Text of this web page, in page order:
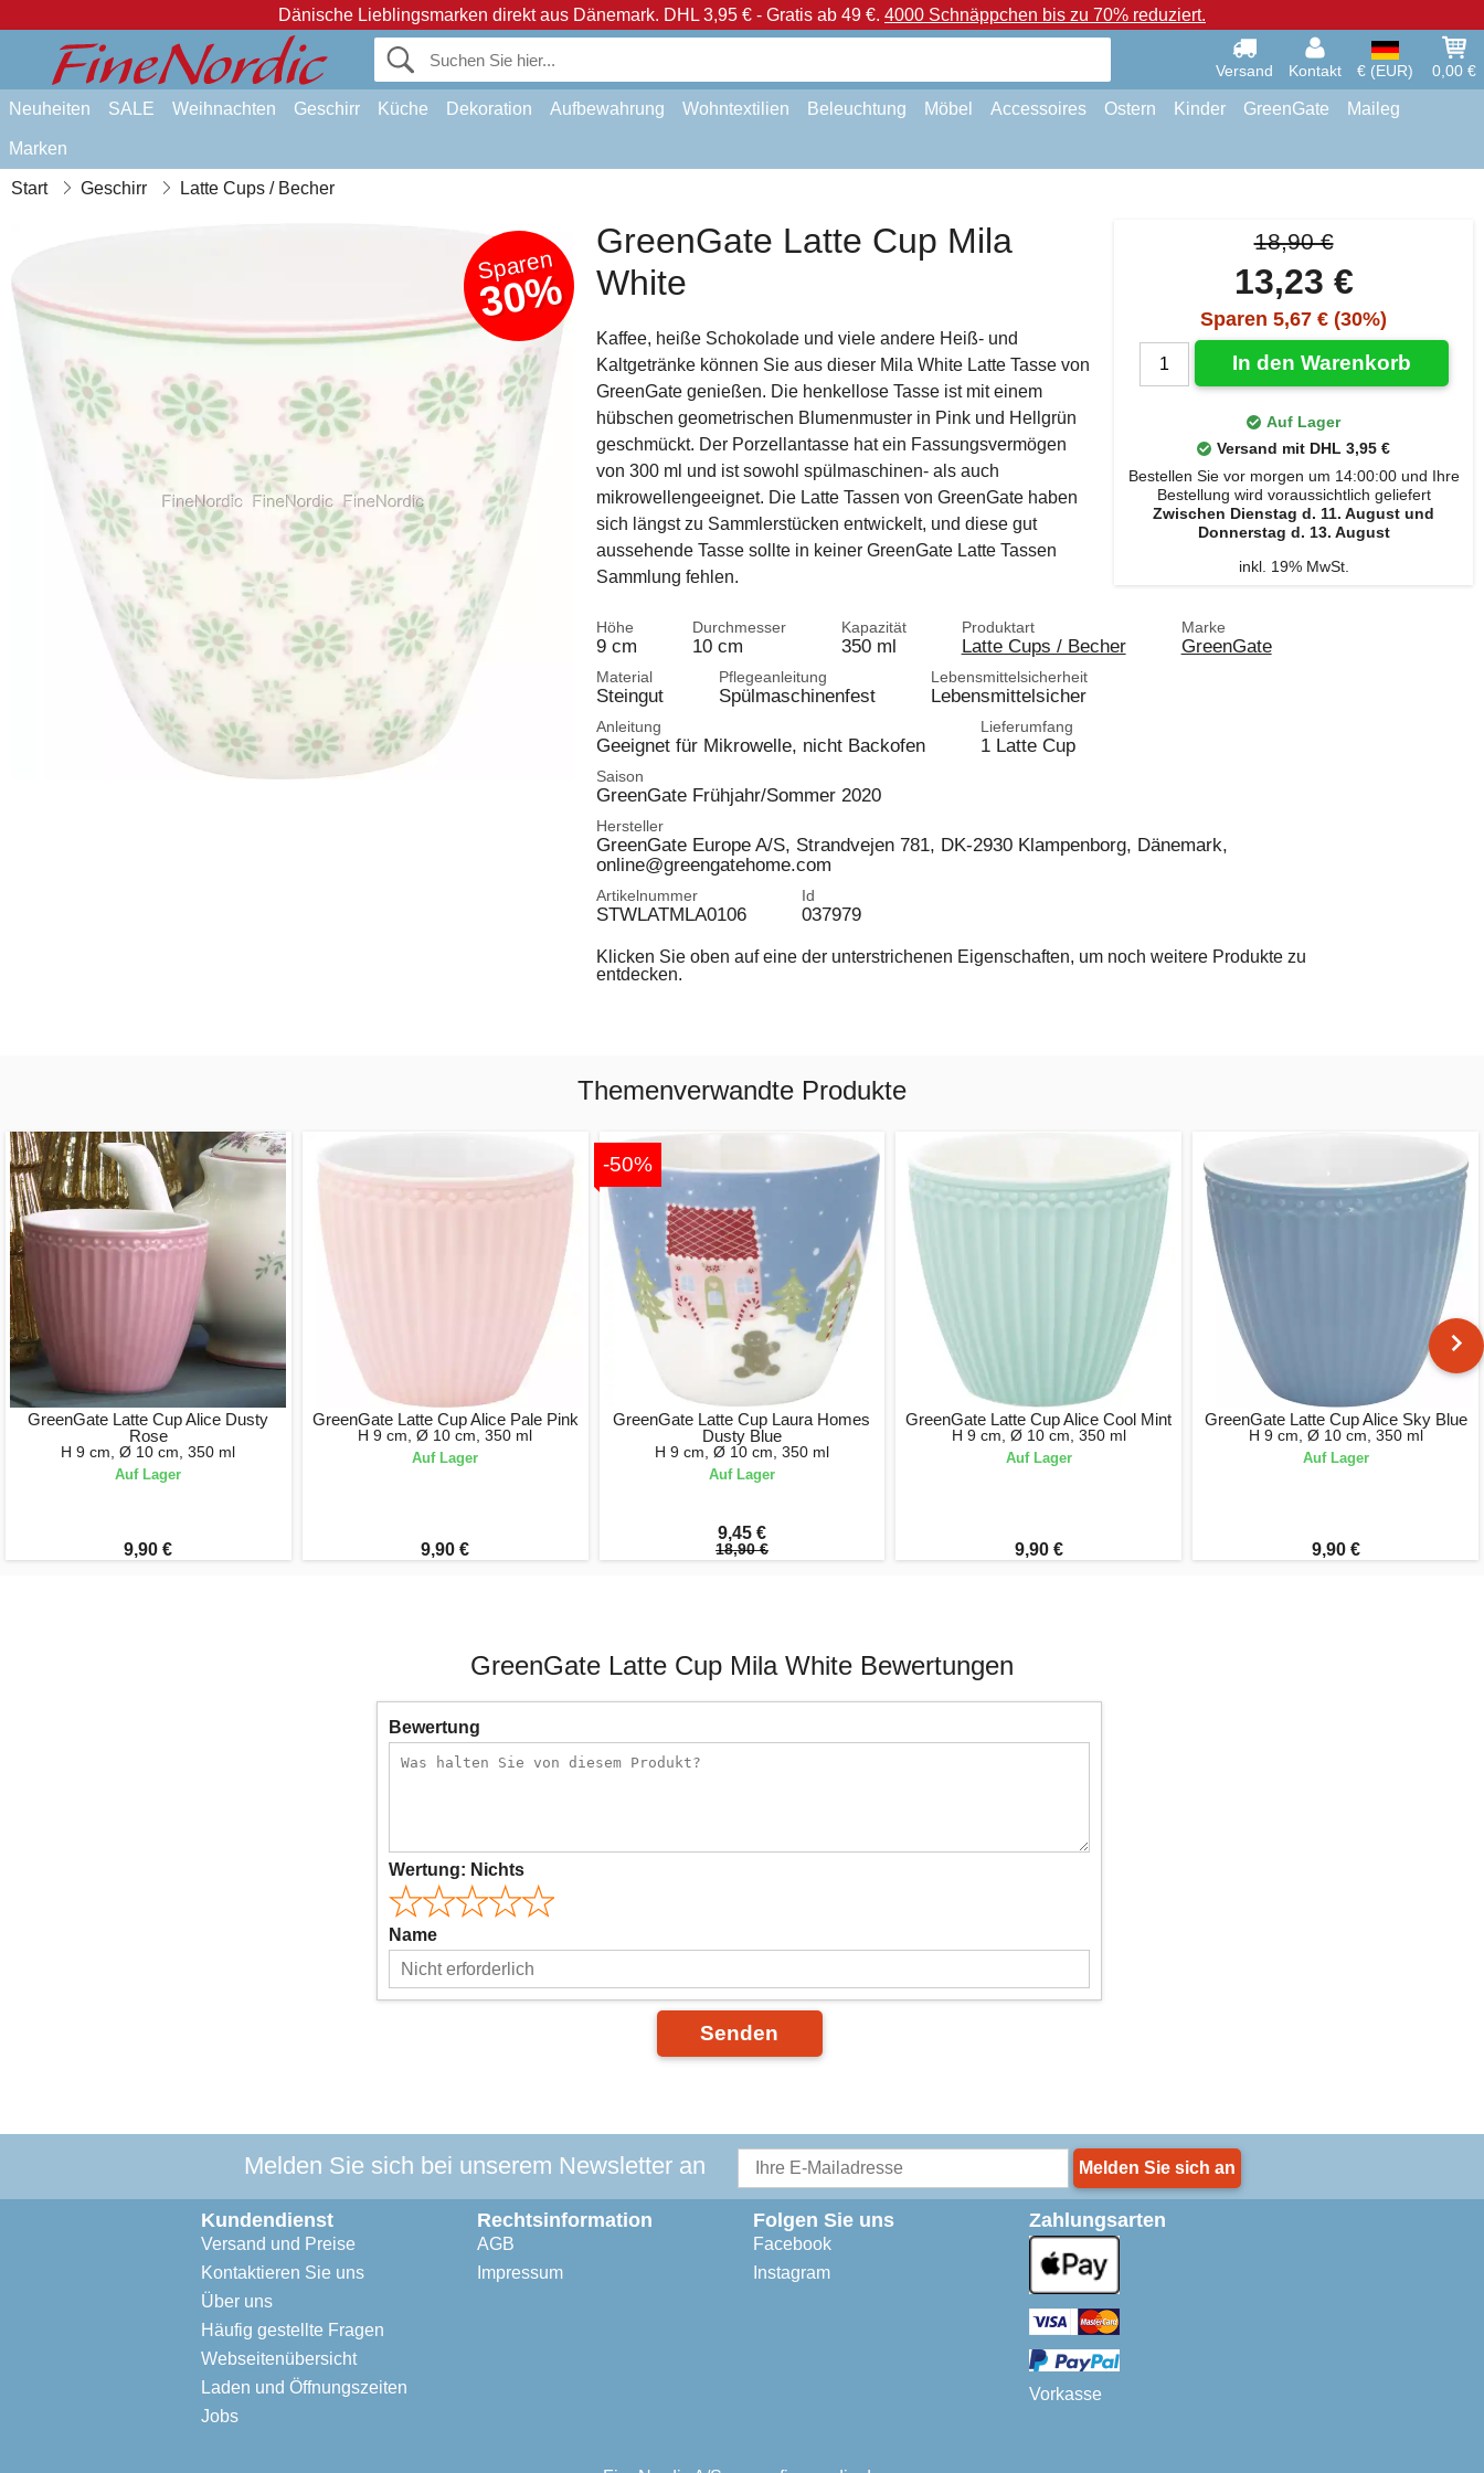
Dänische Lieblingsmarken direkt aus Dänemark. DHL 3,95 € - Gratis ab 49 €. 4000 Schnäppchen bis zu 70% reduziert.
Versand Kontakt € (EUR) 0,00 €
Neuheiten SALE Weihnachten Geschirr Küche Dekoration Aufbewahrung Wohntextilien Beleuchtung Möbel Accessoires Ostern Kinder GreenGate Maileg
Marken
Start Geschirr Latte Cups / Becher
Sparen
30%
18,90 €
13,23 €
Sparen 5,67 € (30%)
In den Warenkorb
Auf Lager
Versand mit DHL 3,95 €
Bestellen Sie vor morgen um 14:00:00 und Ihre
Bestellung wird voraussichtlich geliefert
Zwischen Dienstag d. 11. August und
Donnerstag d. 13. August
inkl. 19% MwSt.
GreenGate Latte Cup Mila
White
Kaffee, heiße Schokolade und viele andere Heiß- und
Kaltgetränke können Sie aus dieser Mila White Latte Tasse von
GreenGate genießen. Die henkellose Tasse ist mit einem
hübschen geometrischen Blumenmuster in Pink und Hellgrün
geschmückt. Der Porzellantasse hat ein Fassungsvermögen
von 300 ml und ist sowohl spülmaschinen- als auch
mikrowellengeeignet. Die Latte Tassen von GreenGate haben
sich längst zu Sammlerstücken entwickelt, und diese gut
aussehende Tasse sollte in keiner GreenGate Latte Tassen
Sammlung fehlen.
Höhe
9 cm
Durchmesser
10 cm
Kapazität
350 ml
Produktart
Latte Cups / Becher
Marke
GreenGate
Material
Steingut
Pflegeanleitung
Spülmaschinenfest
Lebensmittelsicherheit
Lebensmittelsicher
Anleitung
Geeignet für Mikrowelle, nicht Backofen
Lieferumfang
1 Latte Cup
Saison
GreenGate Frühjahr/Sommer 2020
Hersteller
GreenGate Europe A/S, Strandvejen 781, DK-2930 Klampenborg, Dänemark,
online@greengatehome.com
Artikelnummer
STWLATMLA0106
Id
037979
Klicken Sie oben auf eine der unterstrichenen Eigenschaften, um noch weitere Produkte zu
entdecken.
Themenverwandte Produkte
GreenGate Latte Cup Alice Dusty
Rose
H 9 cm, Ø 10 cm, 350 ml
Auf Lager
9,90 €
GreenGate Latte Cup Alice Pale Pink
H 9 cm, Ø 10 cm, 350 ml
Auf Lager
9,90 €
-50%
GreenGate Latte Cup Laura Homes
Dusty Blue
H 9 cm, Ø 10 cm, 350 ml
Auf Lager
9,45 €
18,90 €
GreenGate Latte Cup Alice Cool Mint
H 9 cm, Ø 10 cm, 350 ml
Auf Lager
9,90 €
GreenGate Latte Cup Alice Sky Blue
H 9 cm, Ø 10 cm, 350 ml
Auf Lager
9,90 €
GreenGate Latte Cup Mila White Bewertungen
Bewertung
Wertung: Nichts
Name
Senden
Melden Sie sich bei unserem Newsletter an Melden Sie sich an
Kundendienst
Versand und Preise
Kontaktieren Sie uns
Über uns
Häufig gestellte Fragen
Webseitenübersicht
Laden und Öffnungszeiten
Jobs
Rechtsinformation
AGB
Impressum
Folgen Sie uns
Facebook
Instagram
Zahlungsarten
Vorkasse